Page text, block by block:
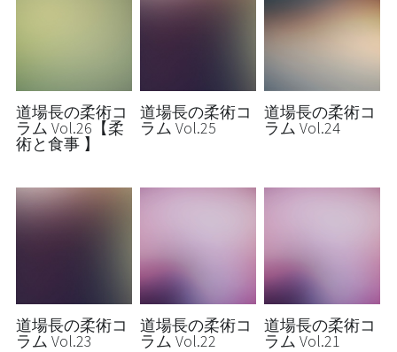
道場長の柔術コ
ラム Vol.26【柔
術と食事 】
道場長の柔術コ
ラム Vol.25
道場長の柔術コ
ラム Vol.24
道場長の柔術コ
ラム Vol.23
道場長の柔術コ
ラム Vol.22
道場長の柔術コ
ラム Vol.21